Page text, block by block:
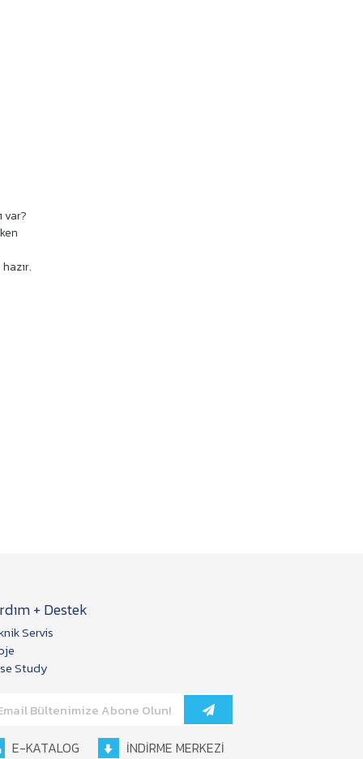
var?
+ Destek
Servis
Study
E-KATALOG İNDİRME MERKEZİ